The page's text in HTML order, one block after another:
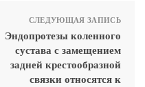
СЛЕДУЮЩАЯ ЗАПИСЬ
Эндопротезы коленного
сустава с замещением
задней крестообразной
связки относятся к